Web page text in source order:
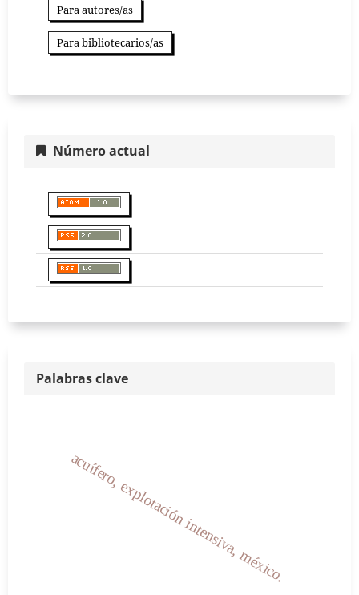
Para autores/as
Para bibliotecarios/as
Número actual
Palabras clave
acuífero, explotación intensiva, méxico.